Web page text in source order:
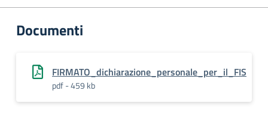
Documenti
FIRMATO_dichiarazione_personale_per_il_FIS
pdf - 459 kb